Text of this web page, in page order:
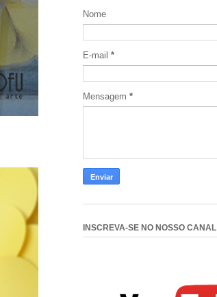
Nome
E-mail *
Mensagem *
INSCREVA-SE NO NOSSO CANAL